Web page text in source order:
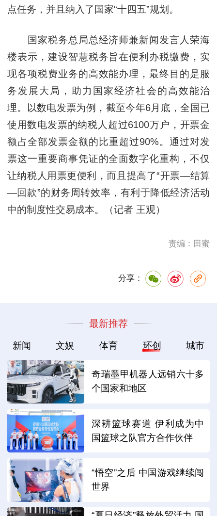
点任务，并且纳入了国家“十四五”规划。
国家税务总局总经济师兼新闻发言人荣海
楼表示，建设智慧税务旨在便利办税缴费，实
现各项税费业务的高效能办理，最终目的是服
务发展大局，助力国家经济社会的高效能治
理。以数电发票为例，截至今年6月底，全国已
使用数电发票的纳税人超过6100万户，开票金
额占全部发票金额的比重超过90%。通过对发
票这一重要商事凭证的全面数字化重构，不仅
让纳税人用票更便利，而且提高了“开票—结算
—回款”的财务周转效率，有利于降低经济活动
中的制度性交易成本。（记者 王观）
责编：田蜜
分享：
最新推荐
新闻 文娱 体育 环创 城市
奇瑞墨甲机器人远销六十多
个国家和地区
深耕篮球赛道 伊利成为中
国篮球之队官方合作伙伴
“悟空”之后 中国游戏继续闯
世界